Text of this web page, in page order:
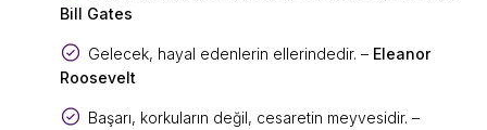
Bill Gates
Gelecek, hayal edenlerin ellerindedir. – Eleanor
Roosevelt
Başarı, korkuların değil, cesaretin meyvesidir. –